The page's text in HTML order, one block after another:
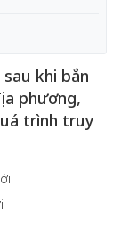
khi bắn
phương,
trình truy